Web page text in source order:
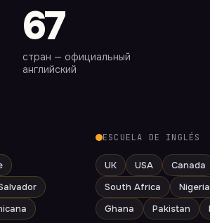
67
стран — официальный
английский
ESCUELA DE INGLÉS
UK USA Canada
South Africa
Nigeria
Ghana
Pakistan